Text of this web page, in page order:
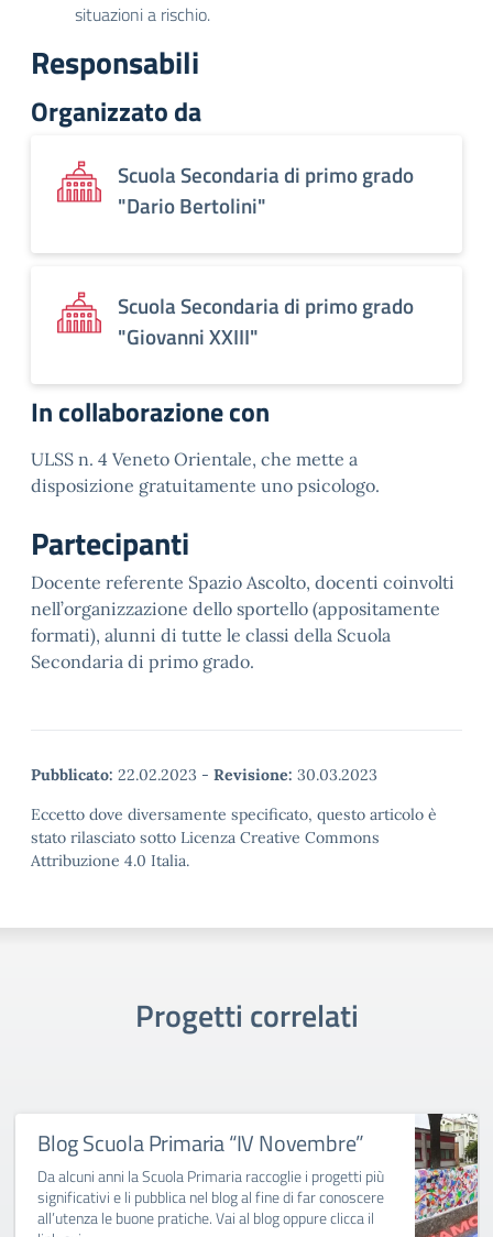
situazioni a rischio.
Responsabili
Organizzato da
Scuola Secondaria di primo grado
"Dario Bertolini"
Scuola Secondaria di primo grado
"Giovanni XXIII"
In collaborazione con
ULSS n. 4 Veneto Orientale, che mette a
disposizione gratuitamente uno psicologo.
Partecipanti
Docente referente Spazio Ascolto, docenti coinvolti
nell’organizzazione dello sportello (appositamente
formati), alunni di tutte le classi della Scuola
Secondaria di primo grado.
Pubblicato: 22.02.2023 - Revisione: 30.03.2023
Eccetto dove diversamente specificato, questo articolo è
stato rilasciato sotto Licenza Creative Commons
Attribuzione 4.0 Italia.
Progetti correlati
Blog Scuola Primaria “IV Novembre”
Da alcuni anni la Scuola Primaria raccoglie i progetti più
significativi e li pubblica nel blog al fine di far conoscere
all’utenza le buone pratiche. Vai al blog oppure clicca il